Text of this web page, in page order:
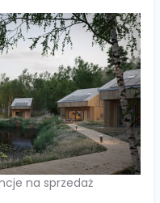
na sprzedaż